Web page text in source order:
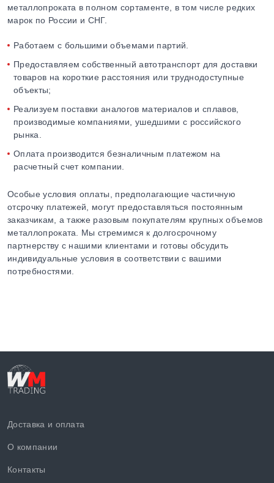
металлопроката в полном сортаменте, в том числе редких
марок по России и СНГ.
Работаем с большими объемами партий.
Предоставляем собственный автотранспорт для доставки
товаров на короткие расстояния или труднодоступные
объекты;
Реализуем поставки аналогов материалов и сплавов,
производимые компаниями, ушедшими с российского
рынка.
Оплата производится безналичным платежом на
расчетный счет компании.
Особые условия оплаты, предполагающие частичную
отсрочку платежей, могут предоставляться постоянным
заказчикам, а также разовым покупателям крупных объемов
металлопроката. Мы стремимся к долгосрочному
партнерству с нашими клиентами и готовы обсудить
индивидуальные условия в соответствии с вашими
потребностями.
Доставка и оплата
О компании
Контакты